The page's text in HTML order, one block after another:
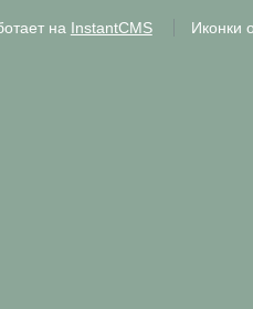
на InstantCMS Иконки